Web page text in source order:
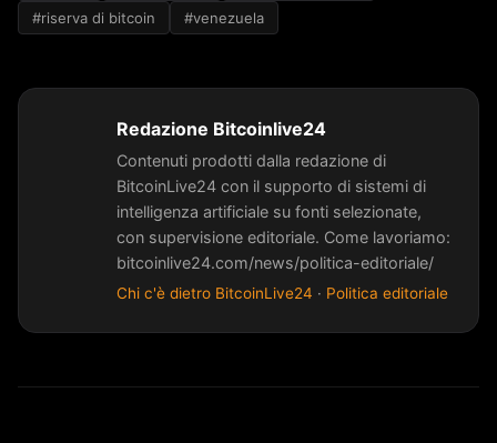
#riserva di bitcoin
#venezuela
Redazione Bitcoinlive24
Contenuti prodotti dalla redazione di
BitcoinLive24 con il supporto di sistemi di
intelligenza artificiale su fonti selezionate,
con supervisione editoriale. Come lavoriamo:
bitcoinlive24.com/news/politica-editoriale/
Chi c'è dietro BitcoinLive24 · Politica editoriale